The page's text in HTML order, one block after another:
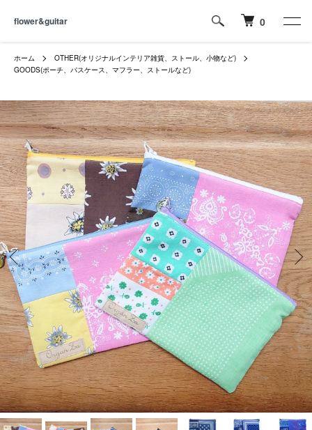
flower&guitar 0
ホーム
OTHER(オリジナルインテリア雑貨、ストール、小物など)
GOODS(ポーチ、パスケース、マフラー、ストールなど)